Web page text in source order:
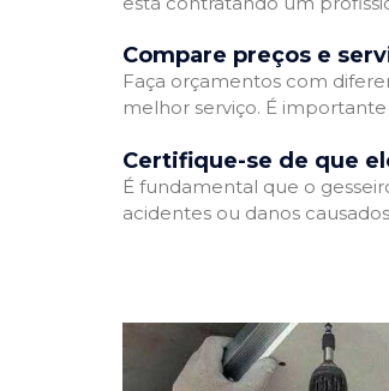
Compare preços e
Faça orçamentos com
melhor serviço. É
Certifique-se de que
É fundamental que o
acidentes ou danos